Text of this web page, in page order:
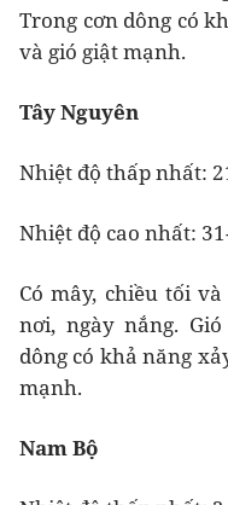
Trong cơn dông có
và gió giật mạnh.
Tây Nguyên
Nhiệt độ thấp nhất:
Nhiệt độ cao nhất:
Có mây, chiều tối
nơi, ngày nắng.
dông có khả năng
mạnh.
Nam Bộ